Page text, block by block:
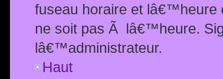
fuseau horaire et
ne soit pas Ã lâ€™heure.
lâ€™administrateur.
Haut